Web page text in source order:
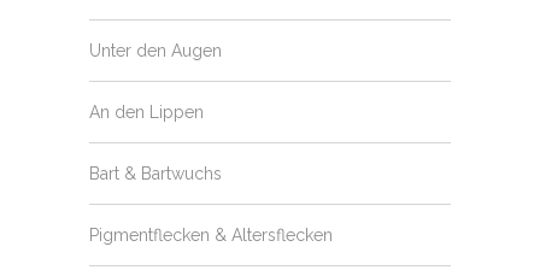
Unter den Augen
An den Lippen
Bart & Bartwuchs
Pigmentflecken & Altersflecken